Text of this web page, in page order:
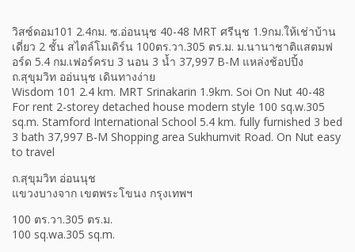
วิสซ์ดอม101 2.4กม. ซ.อ่อนนุช 40-48 MRT ศรีนุช 1.9กม.ให้เช่าบ้าน
เดี่ยว 2 ชั้น สไตล์โมเดิร์น 100ตร.วา.305 ตร.ม. ม.นานาชาติแสตมฟ
อร์ด 5.4 กม.เฟอร์ครบ 3 นอน 3 น้ำ 37,997 B-M แหล่งช้อปปิ้ง
ถ.สุขุมวิท ออ่นนุช เดินทางง่าย
Wisdom 101 2.4 km. MRT Srinakarin 1.9km. Soi On Nut 40-48
For rent 2-storey detached house modern style 100 sq.w.305
sq.m. Stamford International School 5.4 km. fully furnished 3 bed
3 bath 37,997 B-M Shopping area Sukhumvit Road. On Nut easy
to travel
ถ.สุขุมวิท อ่อนนุช
แขวงบางจาก เขตพระโขนง กรุงเทพฯ
100 ตร.วา.305 ตร.ม.
100 sq.wa.305 sq.m.